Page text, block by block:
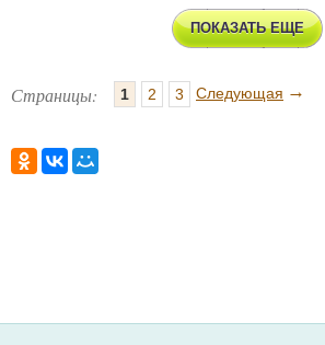
ПОКАЗАТЬ ЕЩЕ
Страницы: 1 2 3 Следующая →